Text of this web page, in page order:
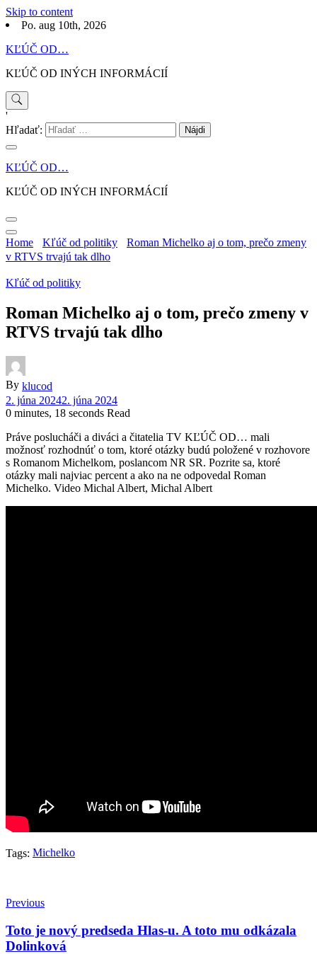
Skip to content
Po. aug 10th, 2026
KĽÚČ OD…
KĽÚČ OD INÝCH INFORMÁCIÍ
'
Hľadať:
KĽÚČ OD…
KĽÚČ OD INÝCH INFORMÁCIÍ
Home Kľúč od politiky
Roman Michelko aj o tom, prečo zmeny
v RTVS trvajú tak dlho
Kľúč od politiky
Roman Michelko aj o tom, prečo zmeny v
RTVS trvajú tak dlho
By klucod
2. júna 20242. júna 2024
0 minutes, 18 seconds Read
Práve poslucháči a diváci a čitatelia TV KĽÚČ OD… mali
možnosť rozhodnúť o tom, ktoré otázky budú položené v rozhovore
s Romanom Michelkom, poslancom NR SR. Pozrite sa, ktoré
otázky mali najviac percent a ako na ne odpovedal Roman
Michelko. Video Michal Albert, Michal Albert
Tags: Michelko
Previous
Toto je nový predseda Hlas-u. A toto mu odkázala
Dolinková